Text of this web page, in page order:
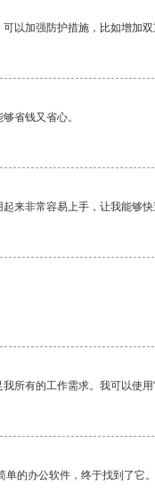
以加强防护措施，比如增加双
省钱又省心。
来非常容易上手，让我能够
所有的工作需求。我可以使
的办公软件，终于找到了它